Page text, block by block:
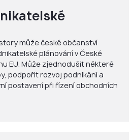
může české občanství
plánování v České
EU. Může zjednodušit některé
podpořit rozvoj podnikání a
postavení při řízení obchodních